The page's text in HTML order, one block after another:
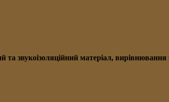
звукоізоляційний матеріал,